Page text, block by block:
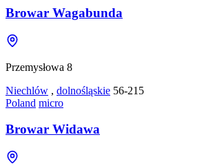
Browar Wagabunda
Przemysłowa 8
Niechlów , dolnośląskie 56-215
Poland micro
Browar Widawa